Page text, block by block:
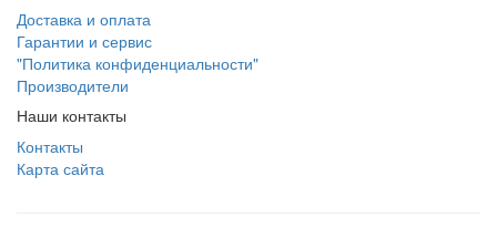
Доставка и оплата
Гарантии и сервис
"Политика конфиденциальности"
Производители
Наши контакты
Контакты
Карта сайта